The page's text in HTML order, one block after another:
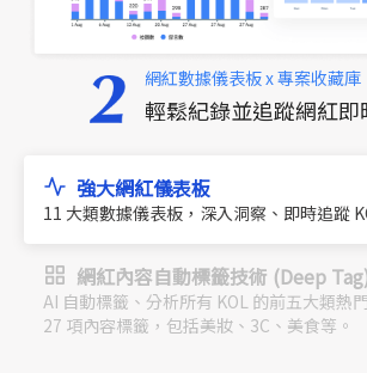
網紅數據儀表板 x 專案收藏庫
輕鬆紀錄並追蹤網紅即
強大網紅儀表板
11 大類數據儀表板，深入洞察、即時追蹤
網紅內容自動標籤技術 (Deep
AI 自動標籤、分析所有 KOL 的前五大類熱
27 項內容標籤，包括美妝、3C、美食等。